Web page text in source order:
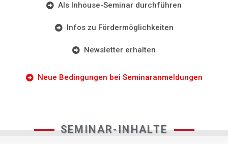
Als Inhouse-Seminar durchführen
Infos zu Fördermöglichkeiten
Newsletter erhalten
Neue Bedingungen bei Seminaranmeldungen
SEMINAR-INHALTE